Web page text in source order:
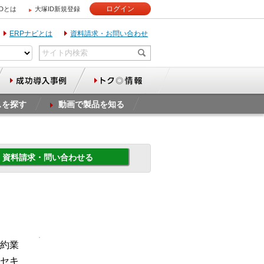
とは 大塚ID新規登録 ログイン
ERPナビとは 資料請求・お問い合わせ
探す 動画で製品を知る
資料請求・問い合わせる
業
キ